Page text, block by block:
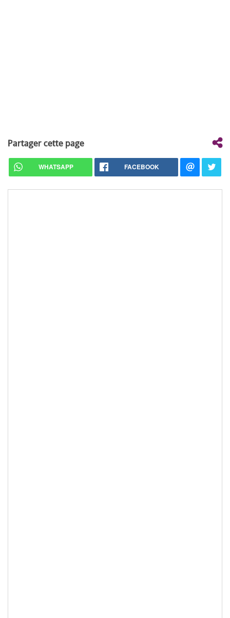
Partager cette page
WHATSAPP FACEBOOK